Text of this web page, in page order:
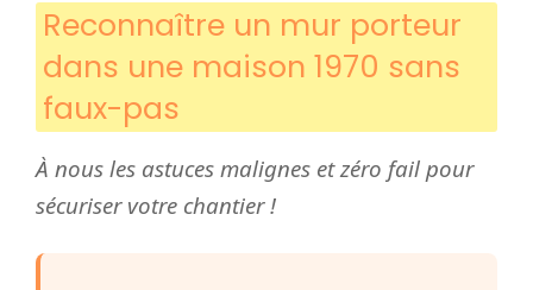
Reconnaître un mur porteur
dans une maison 1970 sans
faux-pas
À nous les astuces malignes et zéro fail pour
sécuriser votre chantier !